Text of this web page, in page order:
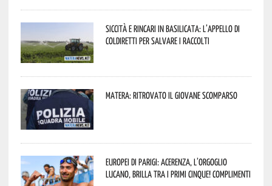
Siccità e rincari in Basilicata: l’appello di
Coldiretti per salvare i raccolti
Matera: ritrovato il giovane scomparso
Europei di Parigi: Acerenza, l’orgoglio
lucano, brilla tra i primi cinque! Complimenti